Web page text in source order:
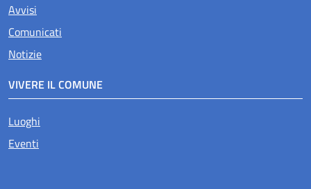
Avvisi
Comunicati
Notizie
VIVERE IL COMUNE
Luoghi
Eventi